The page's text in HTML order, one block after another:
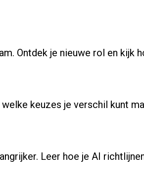
Ontdek je nieuwe rol en kijk
keuzes je verschil kunt
Leer hoe je AI